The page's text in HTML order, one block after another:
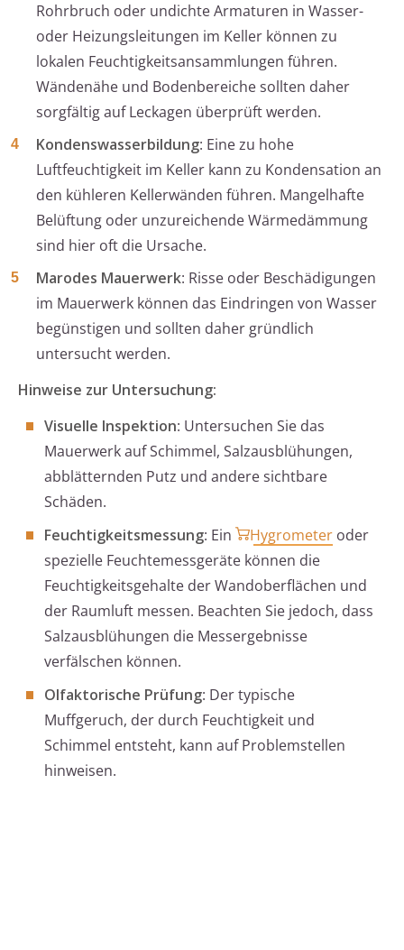
Rohrbruch oder undichte Armaturen in Wasser-
oder Heizungsleitungen im Keller können zu
lokalen Feuchtigkeitsansammlungen führen.
Wändenähe und Bodenbereiche sollten daher
sorgfältig auf Leckagen überprüft werden.
Kondenswasserbildung: Eine zu hohe
Luftfeuchtigkeit im Keller kann zu Kondensation an
den kühleren Kellerwänden führen. Mangelhafte
Belüftung oder unzureichende Wärmedämmung
sind hier oft die Ursache.
Marodes Mauerwerk: Risse oder Beschädigungen
im Mauerwerk können das Eindringen von Wasser
begünstigen und sollten daher gründlich
untersucht werden.
Hinweise zur Untersuchung:
Visuelle Inspektion: Untersuchen Sie das
Mauerwerk auf Schimmel, Salzausblühungen,
abblätternden Putz und andere sichtbare
Schäden.
Feuchtigkeitsmessung: Ein Hygrometer oder
spezielle Feuchtemessgeräte können die
Feuchtigkeitsgehalte der Wandoberflächen und
der Raumluft messen. Beachten Sie jedoch, dass
Salzausblühungen die Messergebnisse
verfälschen können.
Olfaktorische Prüfung: Der typische
Muffgeruch, der durch Feuchtigkeit und
Schimmel entsteht, kann auf Problemstellen
hinweisen.